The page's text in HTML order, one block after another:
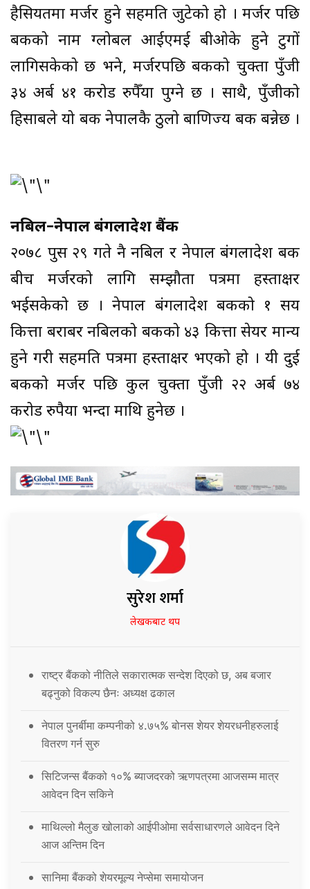
हैसियतमा मर्जर हुने सहमति जुटेको हो । मर्जर पछि
बैंकको नाम ग्लोबल आईएमई बीओके हुने टुगों
लागिसकेको छ भने, मर्जरपछि बैंकको चुक्ता पुँजी
३४ अर्ब ४१ करोड रुपैँया पुग्ने छ । साथै, पुँजीको
हिसाबले यो बैंक नेपालकै ठुलो बाणिज्य बैंक बन्नेछ ।
नबिल–नेपाल बंगलादेश बैंक
२०७८ पुस २९ गते नै नबिल र नेपाल बंगलादेश बैंक
बीच मर्जरको लागि सम्झौता पत्रमा हस्ताक्षर
भईसकेको छ । नेपाल बंगलादेश बैंकको १ सय
कित्ता बराबर नबिलको बैंकको ४३ कित्ता सेयर मान्य
हुने गरी सहमति पत्रमा हस्ताक्षर भएको हो । यी दुई
बैंकको मर्जर पछि कुल चुक्ता पुँजी २२ अर्ब ७४
करोड रुपैया भन्दा माथि हुनेछ ।
सुरेश शर्मा
लेखकबाट थप
राष्ट्र बैंकको नीतिले सकारात्मक सन्देश दिएको छ, अब बजार
बढ्नुको विकल्प छैनः अध्यक्ष ढकाल
नेपाल पुनर्बीमा कम्पनीको ४.७५% बोनस शेयर शेयरधनीहरुलाई
वितरण गर्न सुरु
सिटिजन्स बैंकको १०% ब्याजदरको ऋणपत्रमा आजसम्म मात्र
आवेदन दिन सकिने
माथिल्लो मैलुङ खोलाको आईपीओमा सर्वसाधारणले आवेदन दिने
आज अन्तिम दिन
सानिमा बैंकको शेयरमूल्य नेप्सेमा समायोजन